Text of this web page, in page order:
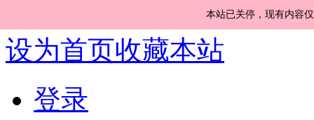
本站已关停，现有内容
设为首页收藏本站
登录